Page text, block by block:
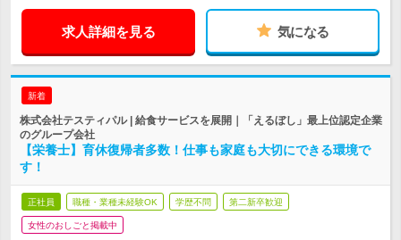
求人詳細を見る 気になる
新着
株式会社テスティパル | 給食サービスを展開｜「えるぼし」最上位認定企業
のグループ会社
【栄養士】育休復帰者多数！仕事も家庭も大切にできる環境で
す！
正社員 職種・業種未経験OK 学歴不問 第二新卒歓迎
女性のおしごと掲載中